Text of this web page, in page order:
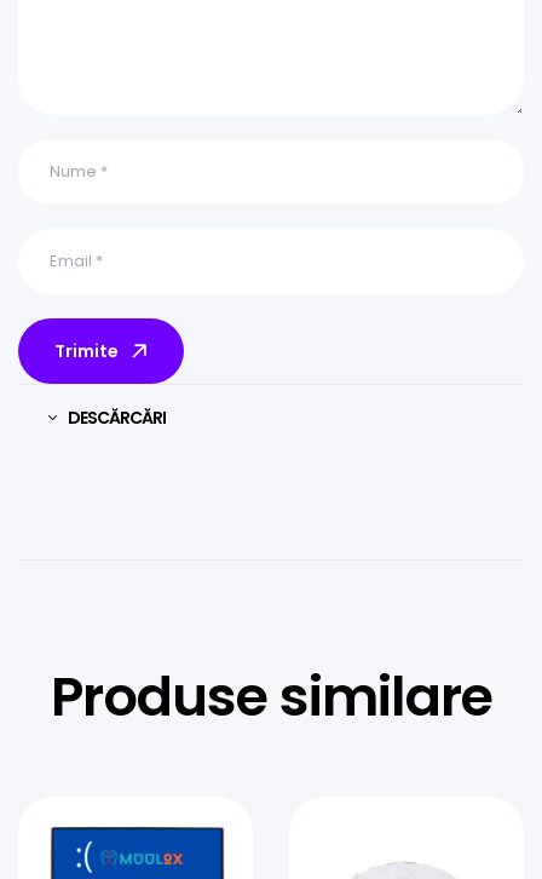
Trimite
DESCĂRCĂRI
Produse similare